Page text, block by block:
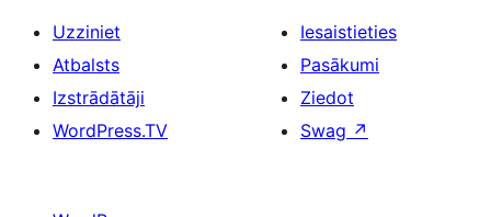
Uzziniet
Atbalsts
Izstrādātāji
WordPress.TV
Iesaistieties
Pasākumi
Ziedot
Swag ↗